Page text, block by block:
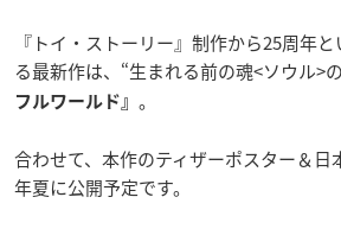
『トイ・ストーリー』制作から25周年
る最新作は、“生まれる前の魂<ソウル>
フルワールド』 。
合わせて、本作のティザーポスター＆日
年夏に公開予定です。